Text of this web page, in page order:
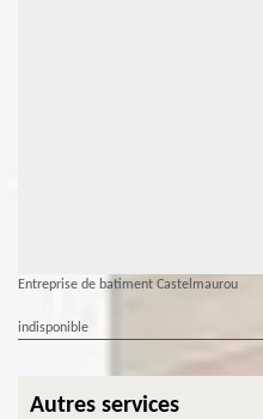
Entreprise de batiment Castelmaurou
indisponible
Autres services